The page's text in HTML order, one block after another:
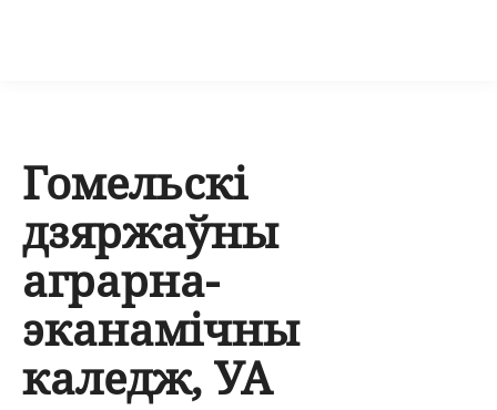
Гомельскі
дзяржаўны
аграрна-
эканамічны
каледж, УА